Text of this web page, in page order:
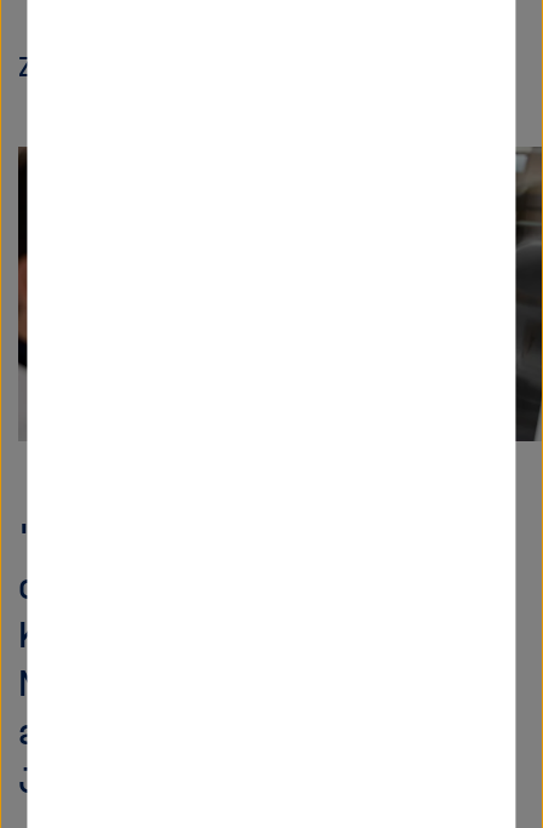
Zum Artikel
"The challenges to the
clean energy transition" -
Keynote von
Nobelpreisträger Steven Chu
auf der Helmholtz-
Jahrestagung